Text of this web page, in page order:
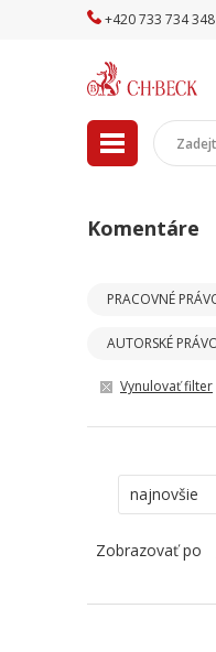
+420733 734348
Komentáre
PRACOVNÉ
AUTORSKÉ
Vynulovať filter
najnovšie
Zobrazovať po